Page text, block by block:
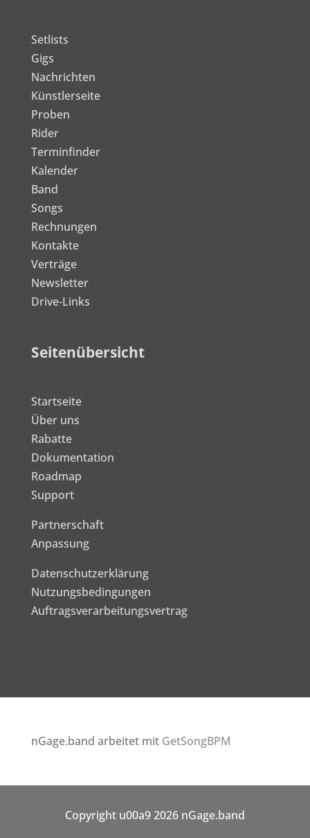
Setlists
Gigs
Nachrichten
Künstlerseite
Proben
Rider
Terminfinder
Kalender
Band
Songs
Rechnungen
Kontakte
Verträge
Newsletter
Drive-Links
Seitenübersicht
Startseite
Über uns
Rabatte
Dokumentation
Roadmap
Support
Partnerschaft
Anpassung
Datenschutzerklärung
Nutzungsbedingungen
Auftragsverarbeitungsvertrag
nGage.band arbeitet mit GetSongBPM
Copyright u00a9 2026 nGage.band